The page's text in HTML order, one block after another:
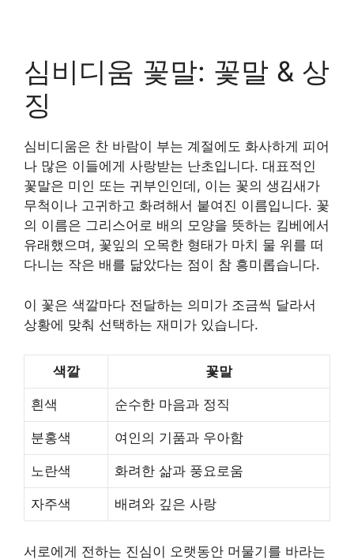
심비디움 꽃말: 꽃말 & 상
징
심비디움은 찬 바람이 부는 계절에도 화사하게 피어
나 많은 이들에게 사랑받는 난초입니다. 대표적인
꽃말은 미인 또는 귀부인인데, 이는 꽃의 생김새가
무척이나 고귀하고 화려해서 붙여진 이름입니다. 꽃
의 이름은 그리스어로 배의 모양을 뜻하는 킴베에서
유래했으며, 꽃잎의 오목한 형태가 마치 물 위를 떠
다니는 작은 배를 닮았다는 점이 참 흥미롭습니다.
이 꽃은 색깔마다 전달하는 의미가 조금씩 달라서
상황에 맞춰 선택하는 재미가 있습니다.
색깔 꽃말
흰색 순수한 마음과 정직
분홍색 여인의 기품과 우아함
노란색 화려한 삶과 풍요로움
자주색 배려와 깊은 사랑
서로에게 전하는 진심이 오랫동안 머물기를 바라는